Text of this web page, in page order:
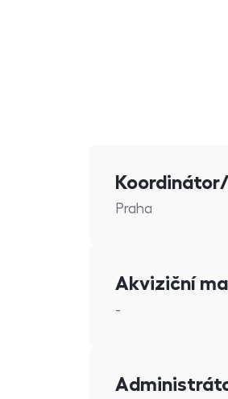
Praha
Akviziční
-